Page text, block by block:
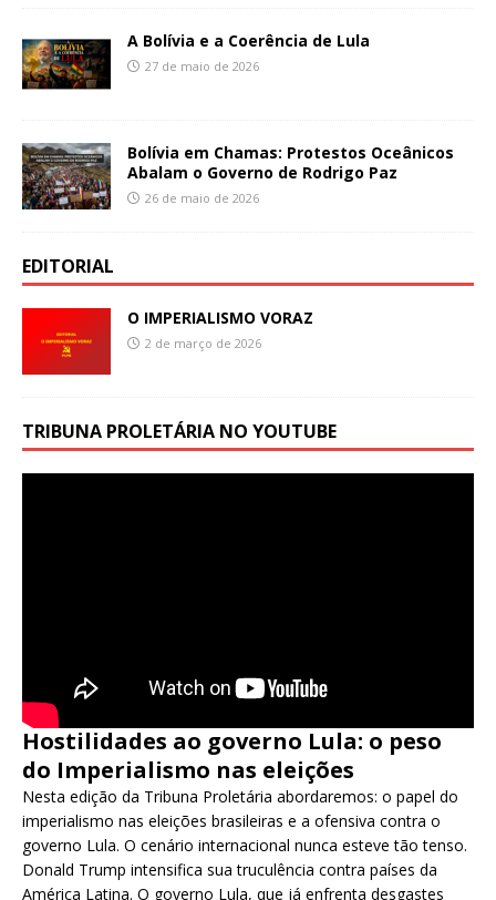
A Bolívia e a Coerência de Lula
27 de maio de 2026
Bolívia em Chamas: Protestos Oceânicos
Abalam o Governo de Rodrigo Paz
26 de maio de 2026
EDITORIAL
O IMPERIALISMO VORAZ
2 de março de 2026
TRIBUNA PROLETÁRIA NO YOUTUBE
Hostilidades ao governo Lula: o peso
do Imperialismo nas eleições
Nesta edição da Tribuna Proletária abordaremos: o papel do
imperialismo nas eleições brasileiras e a ofensiva contra o
governo Lula. O cenário internacional nunca esteve tão tenso.
Donald Trump intensifica sua truculência contra países da
América Latina. O governo Lula, que já enfrenta desgastes